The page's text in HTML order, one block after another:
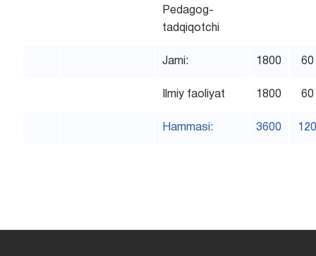
Pedagog-
tadqiqotchi
Jami: 1800 60
Ilmiy faoliyat 1800 60
Hammasi: 3600